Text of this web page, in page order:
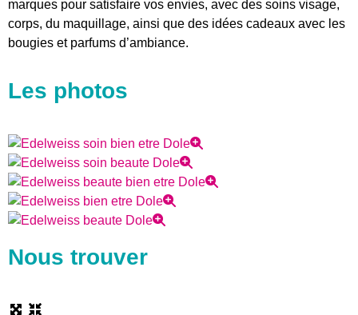
marques pour satisfaire vos envies, avec des soins visage,
corps, du maquillage, ainsi que des idées cadeaux avec les
bougies et parfums d’ambiance.
Les photos
Nous trouver